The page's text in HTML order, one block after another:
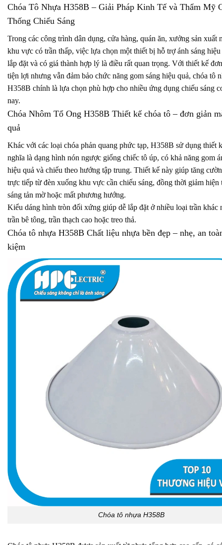
Chóa Tô Nhựa H358B – Giải Pháp Kinh Tế và Thẩm Mỹ
Thống Chiếu Sáng
Trong các công trình dân dụng, cửa hàng, quán ăn, xưởng sản xuất
khu vực có trần thấp, việc lựa chọn một thiết bị hỗ trợ ánh sáng hiệu
lắp đặt và có giá thành hợp lý là điều rất quan trọng. Với thiết kế
tiện lợi nhưng vẫn đảm bảo chức năng gom sáng hiệu quả, chóa tô
H358B chính là lựa chọn phù hợp cho nhiều ứng dụng chiếu sáng
nay.
Chóa Nhôm Tổ Ong H358B Thiết kế chóa tô – đơn giản
quả
Khác với các loại chóa phản quang phức tạp, H358B sử dụng thiết
nghĩa là dạng hình nón ngược giống chiếc tô úp, có khả năng gom
hiệu quả và chiếu theo hướng tập trung. Thiết kế này giúp tăng
trực tiếp từ đèn xuống khu vực cần chiếu sáng, đồng thời giảm hiện
sáng tản mờ hoặc mất phương hướng.
Kiểu dáng hình tròn đối xứng giúp dễ lắp đặt ở nhiều loại trần khác
trần bê tông, trần thạch cao hoặc treo thả.
Chóa tô nhựa H358B Chất liệu nhựa bền đẹp – nhẹ, an
kiệm
Chóa tô nhựa H358B